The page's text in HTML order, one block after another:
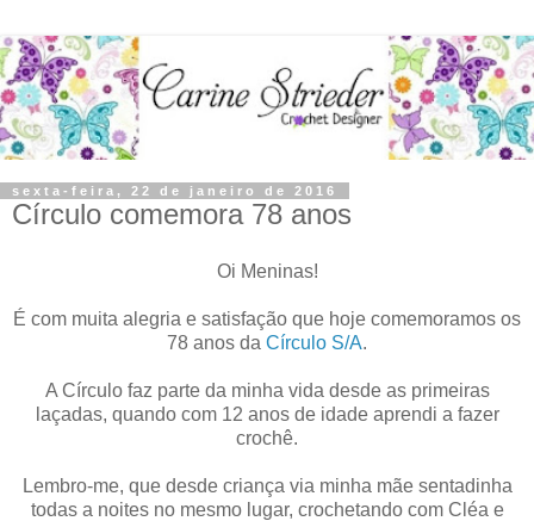
sexta-feira, 22 de janeiro de 2016
Círculo comemora 78 anos
Oi Meninas!
É com muita alegria e satisfação que hoje comemoramos os
78 anos da Círculo S/A.
A Círculo faz parte da minha vida desde as primeiras
laçadas, quando com 12 anos de idade aprendi a fazer
crochê.
Lembro-me, que desde criança via minha mãe sentadinha
todas a noites no mesmo lugar, crochetando com Cléa e